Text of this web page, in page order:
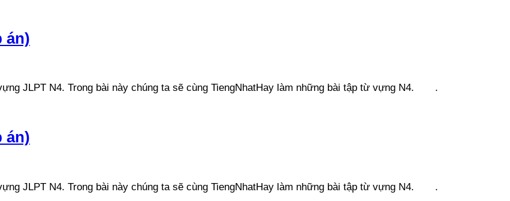
án)
JLPT N4. Trong bài này chúng ta sẽ cùng TiengNhatHay làm những bài tập từ vựng N4. .
án)
JLPT N4. Trong bài này chúng ta sẽ cùng TiengNhatHay làm những bài tập từ vựng N4. .